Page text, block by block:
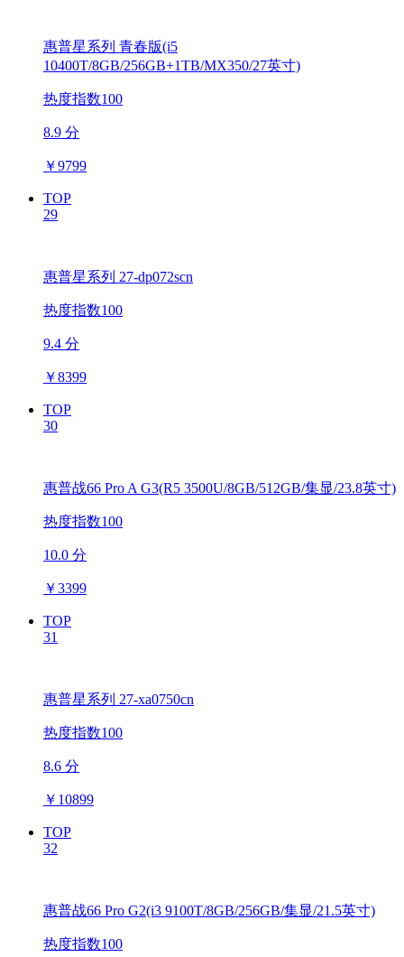
惠普星系列 青春版(i5
10400T/8GB/256GB+1TB/MX350/27英寸)
热度指数100
8.9 分
￥9799
TOP
29
惠普星系列 27-dp072scn
热度指数100
9.4 分
￥8399
TOP
30
惠普战66 Pro A G3(R5 3500U/8GB/512GB/集显/23.8英寸)
热度指数100
10.0 分
￥3399
TOP
31
惠普星系列 27-xa0750cn
热度指数100
8.6 分
￥ 10899
TOP
32
惠普战66 Pro G2(i3 9100T/8GB/256GB/集显/21.5英寸)
热度指数100